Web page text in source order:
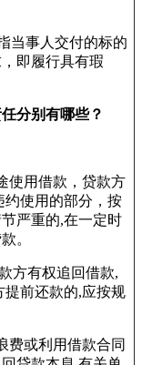
当事人交付的标的
即履行具有瑕
分别有哪些？
使用借款，贷款方
约使用的部分，按
严重的,在一定时
。
方有权追回借款,
提前还款的,应按规
费或利用借款合同